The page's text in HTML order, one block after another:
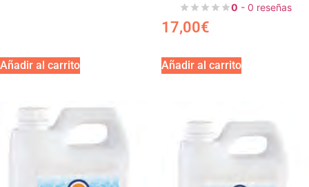
Añadir al carrito
0 - 0 reseñas
17,00€
Añadir al carrito